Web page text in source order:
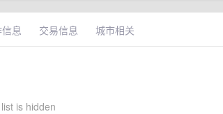
息 交易信息 城市相关
is hidden